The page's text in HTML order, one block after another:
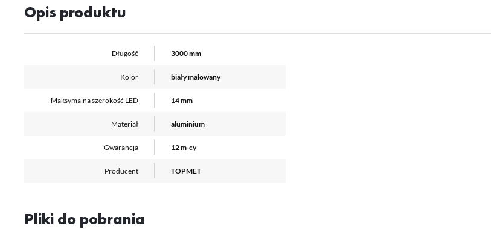
Opis produktu
Długość 3000 mm
Kolor biały malowany
Maksymalna szerokość LED 14 mm
Materiał aluminium
Gwarancja 12 m-cy
Producent TOPMET
Pliki do pobrania